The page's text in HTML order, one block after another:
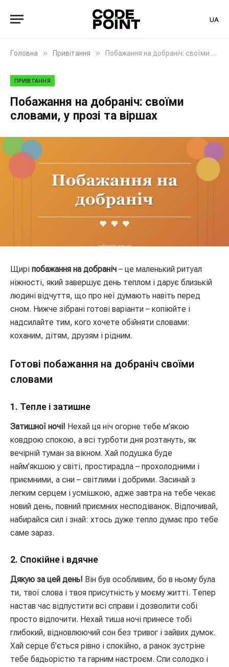
UA
Головна » Привітання » Побажання на добраніч: своїми словами, у прозі та віршах
ПРИВІТАННЯ
Побажання на добраніч: своїми
словами, у прозі та віршах
Щирі побажання на добраніч – це маленький ритуал
ніжності, який завершує день теплом і дарує близькій
людині відчуття, що про неї думають навіть перед
сном. Нижче зібрані готові варіанти – копіюйте і
надсилайте тим, кого хочете обійняти словами:
коханим, дітям, друзям і рідним.
Готові побажання на добраніч своїми
словами
1. Тепле і затишне
Затишної ночі! Нехай ця ніч огорне тебе м’якою
ковдрою спокою, а всі турботи дня розтануть, як
вечірній туман за вікном. Хай подушка буде
найм’якшою у світі, простирадла – прохолодними і
приємними, а сни – світлими і добрими. Засинай з
легким серцем і усмішкою, адже завтра на тебе чекає
новий день, повний приємних несподіванок. Відпочивай,
набирайся сил і знай: хтось дуже тепло думає про тебе
саме зараз.
2. Спокійне і вдячне
Дякую за цей день! Він був особливим, бо в ньому була
ти, твої слова і твоя присутність у моєму житті. Тепер
настав час відпустити всі справи і дозволити собі
просто відпочити. Нехай тиша ночі принесе тобі
глибокий, відновлюючий сон без тривог і зайвих думок.
Хай серце б’ється рівно і спокійно, а ранок зустріне
тебе бадьорістю та гарним настроєм. Спи солодко і